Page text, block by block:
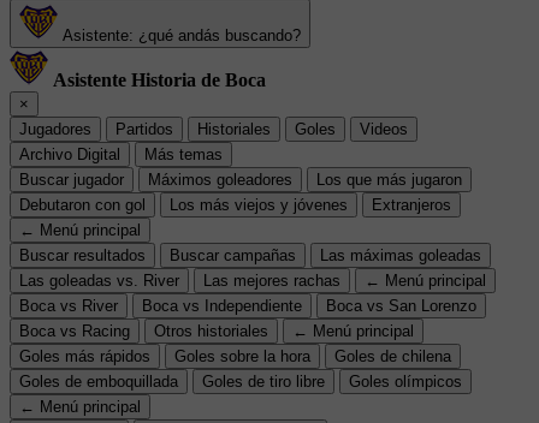
Asistente: ¿qué andás buscando?
Asistente Historia de Boca
×
Jugadores
Partidos Historiales Goles
Videos
Archivo Digital
Más temas
Buscar jugador
Máximos goleadores
Los que más jugaron
Debutaron con gol
Los más viejos y jóvenes
Extranjeros
← Menú principal
Buscar resultados
Buscar campañas
Las máximas goleadas
Las goleadas vs. River
Las mejores rachas
← Menú principal
Boca vs River
Boca vs Independiente
Boca vs San Lorenzo
Boca vs Racing
Otros historiales
← Menú principal
Goles más rápidos
Goles sobre la hora
Goles de chilena
Goles de emboquillada
Goles de tiro libre
Goles olímpicos
← Menú principal